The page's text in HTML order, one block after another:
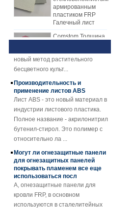
пластиком FRP
Галечный лист
Comstom Толщина
Белый Черный RV
изолированные
GRP панели FRP
для продажи
Стеклопластиковая
армированная
пластмасса FRP
PU пенопластовая
композитная
панель для
прицепов
25мм Толщина
Желтый Вогнутый
стеклопластик
Усиленная
пластиковая
Пластмассовые
профили из
материал ячеистого сота PP,
материал ядра XPS, материал
PU-сердечника и т. Д.
линию для производства листа
FRP. Лист механизма FRP
постепенно заменяет лист
ручной кладки. Лист механизма
FRP имеет много преимуществ
механизма FRP имеет
стабильное качество и
равномерную толщину.
Экономичная, аккуратная и
блестящая поверхность.
Обзор технологии и
преимуществ гидропоники
1) Обзор
гидропоникиГидропоника - это
бесцветного культ...
применение листов ABS
Лист ABS - это новый материал в
индустрии листового пластика.
Полное название - акрилонитрил
бутенил-стирол. Это полимер с
относительно ла ...
для огнезащитных панелей
покрывать пламенем все еще
использоваться посл
A, огнезащитные панели для
кровли FRP, в основном
используются в сталелитейных
заводах и доменных печах с